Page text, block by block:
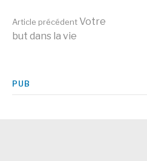
Lire
la
Article précédent Votre
but dans la vie
PUB